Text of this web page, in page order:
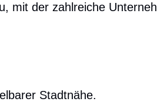
mit der zahlreiche
Stadtnähe.